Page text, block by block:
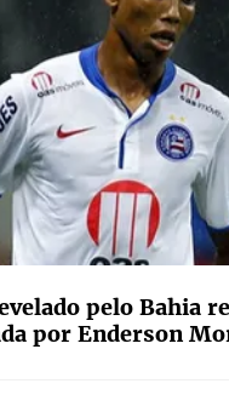
pelo Bahia
por Enderson